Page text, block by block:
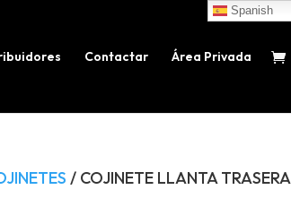
Contactar Área Privada
/ COJINETE LLANTA
Spanish